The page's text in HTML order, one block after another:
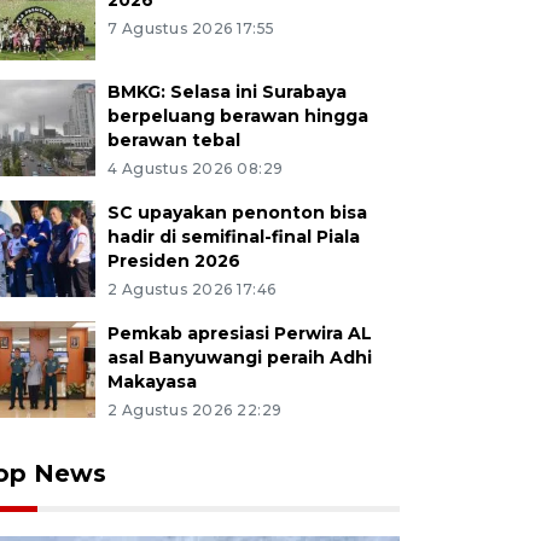
7 Agustus 2026 17:55
BMKG: Selasa ini Surabaya
berpeluang berawan hingga
berawan tebal
4 Agustus 2026 08:29
SC upayakan penonton bisa
hadir di semifinal-final Piala
Presiden 2026
2 Agustus 2026 17:46
Pemkab apresiasi Perwira AL
asal Banyuwangi peraih Adhi
Makayasa
2 Agustus 2026 22:29
News